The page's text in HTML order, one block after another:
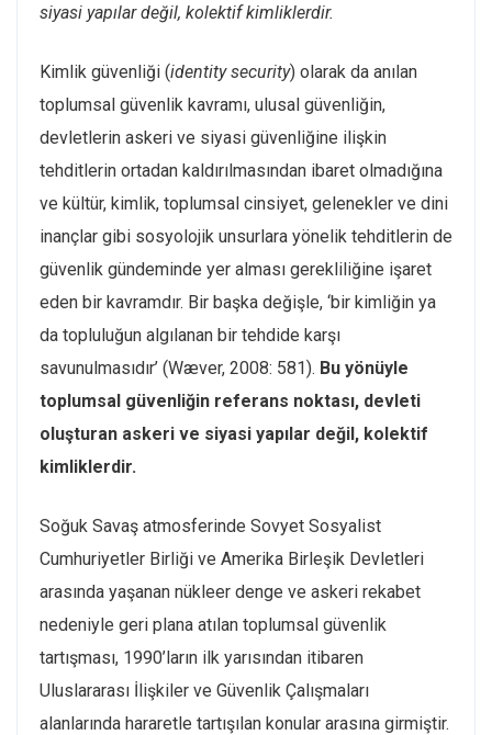
siyasi yapılar değil, kolektif kimliklerdir.
Kimlik güvenliği (identity security) olarak da anılan
toplumsal güvenlik kavramı, ulusal güvenliğin,
devletlerin askeri ve siyasi güvenliğine ilişkin
tehditlerin ortadan kaldırılmasından ibaret olmadığına
ve kültür, kimlik, toplumsal cinsiyet, gelenekler ve dini
inançlar gibi sosyolojik unsurlara yönelik tehditlerin de
güvenlik gündeminde yer alması gerekliliğine işaret
eden bir kavramdır. Bir başka değişle, ‘bir kimliğin ya
da topluluğun algılanan bir tehdide karşı
savunulmasıdır’ (Wæver, 2008: 581). Bu yönüyle
toplumsal güvenliğin referans noktası, devleti
oluşturan askeri ve siyasi yapılar değil, kolektif
kimliklerdir.
Soğuk Savaş atmosferinde Sovyet Sosyalist
Cumhuriyetler Birliği ve Amerika Birleşik Devletleri
arasında yaşanan nükleer denge ve askeri rekabet
nedeniyle geri plana atılan toplumsal güvenlik
tartışması, 1990’ların ilk yarısından itibaren
Uluslararası İlişkiler ve Güvenlik Çalışmaları
alanlarında hararetle tartışılan konular arasına girmiştir.